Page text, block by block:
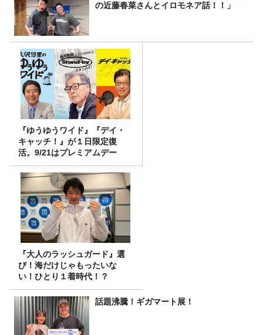
の近藤春菜さんとイロモネア話！！」
『ゆうゆうワイド』『デイ・
キャッチ！』が１日限定復
活。9/21はプレミアムデー
『大人のラッシュガード』選
び！海だけじゃもったいな
い！ひとり１着時代！？
話題沸騰！ギガマート展！